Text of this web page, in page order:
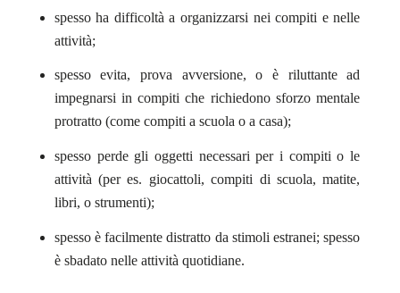
spesso ha difficoltà a organizzarsi nei compiti e nelle
attività;
spesso evita, prova avversione, o è riluttante ad
impegnarsi in compiti che richiedono sforzo mentale
protratto (come compiti a scuola o a casa);
spesso perde gli oggetti necessari per i compiti o le
attività (per es. giocattoli, compiti di scuola, matite,
libri, o strumenti);
spesso è facilmente distratto da stimoli estranei; spesso
è sbadato nelle attività quotidiane.